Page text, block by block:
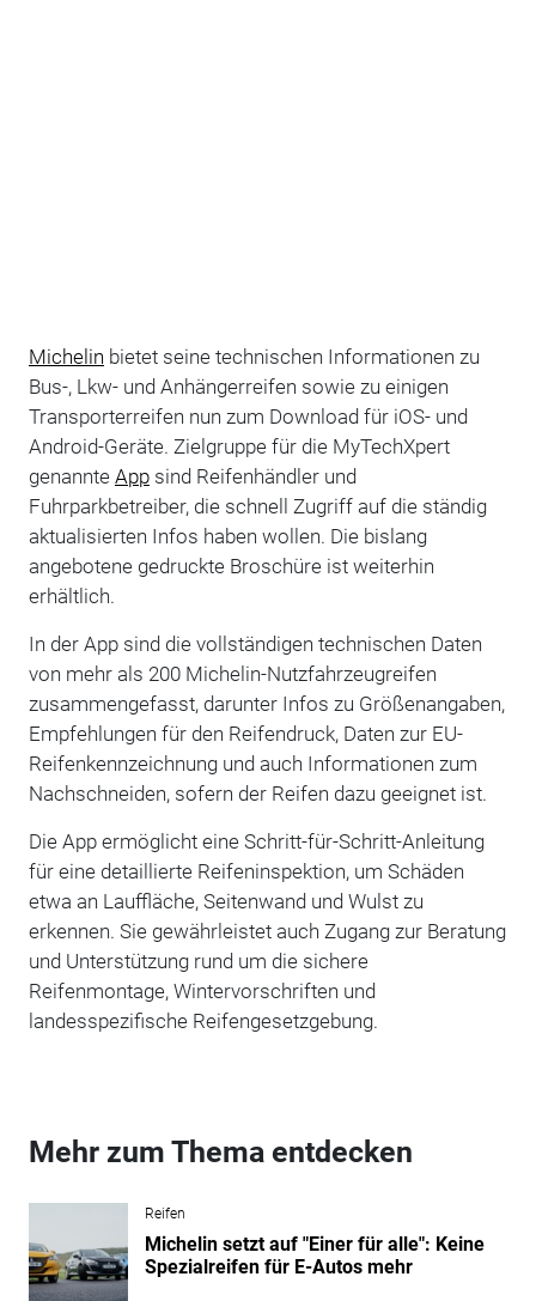
Michelin bietet seine technischen Informationen zu
Bus-, Lkw- und Anhängerreifen sowie zu einigen
Transporterreifen nun zum Download für iOS- und
Android-Geräte. Zielgruppe für die MyTechXpert
genannte Appsind Reifenhändler und
Fuhrparkbetreiber, die schnell Zugriff auf die ständig
aktualisierten Infos haben wollen. Die bislang
angebotene gedruckte Broschüre ist weiterhin
erhältlich.
In der App sind die vollständigen technischen Daten
von mehr als 200 Michelin-Nutzfahrzeugreifen
zusammengefasst, darunter Infos zu Größenangaben,
Empfehlungen für den Reifendruck, Daten zur EU-
Reifenkennzeichnung und auch Informationen zum
Nachschneiden, sofern der Reifen dazu geeignet ist.
Die App ermöglicht eine Schritt-für-Schritt-Anleitung
für eine detaillierte Reifeninspektion, um Schäden
etwa an Lauffläche, Seitenwand und Wulst zu
erkennen. Sie gewährleistet auch Zugang zur Beratung
und Unterstützung rund um die sichere
Reifenmontage, Wintervorschriften und
landesspezifische Reifengesetzgebung.
Mehr zum Thema entdecken
Reifen
Michelin setzt auf "Einer für alle": Keine
Spezialreifen für E-Autos mehr